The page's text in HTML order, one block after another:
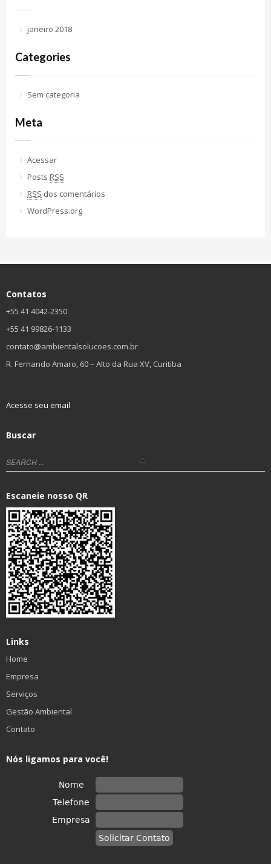
janeiro 2018
Categories
Sem categoria
Meta
Acessar
Posts RSS
RSS dos comentários
WordPress.org
Contatos
+55 41 4042-2350
+55 41 99826-1133
contato@ambientalsolucoes.com.br
R. Fernando Amaro, 60 – Alto da Rua XV, Curitiba
Acesse seu email
Buscar
Escaneie nosso QR
Links
Home
Empresa
Serviços
Gestão Ambiental
Contato
Nós ligamos para você!